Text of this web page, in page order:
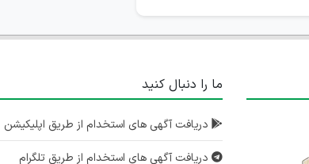
ما را دنبال کنید
دریافت آگهی های استخدام از طریق اپلیکیشن
دریافت آگهی های استخدام از طریق تلگرام